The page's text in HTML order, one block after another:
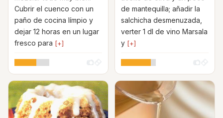
Cubrir el cuenco con un
paño de cocina límpio y
dejar 12 horas en un lugar
fresco para [+]
de mantequilla; añadir la
salchicha desmenuzada,
verter 1 dl de vino Marsala
y [+]